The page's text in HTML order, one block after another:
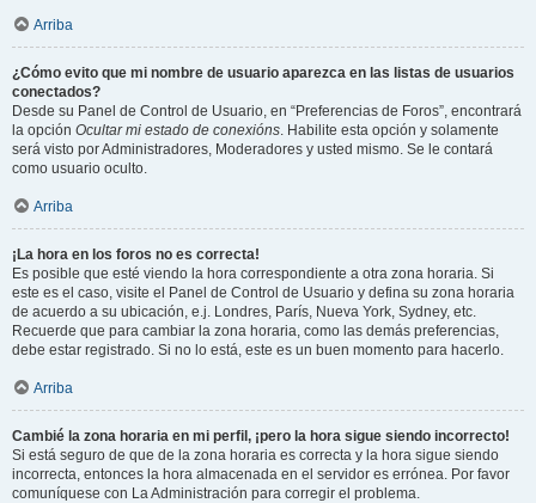
Arriba
¿Cómo evito que mi nombre de usuario aparezca en las listas de usuarios
conectados?
Desde su Panel de Control de Usuario, en “Preferencias de Foros”, encontrará
la opción Ocultar mi estado de conexións. Habilite esta opción y solamente
será visto por Administradores, Moderadores y usted mismo. Se le contará
como usuario oculto.
Arriba
¡La hora en los foros no es correcta!
Es posible que esté viendo la hora correspondiente a otra zona horaria. Si
este es el caso, visite el Panel de Control de Usuario y defina su zona horaria
de acuerdo a su ubicación, e.j. Londres, París, Nueva York, Sydney, etc.
Recuerde que para cambiar la zona horaria, como las demás preferencias,
debe estar registrado. Si no lo está, este es un buen momento para hacerlo.
Arriba
Cambié la zona horaria en mi perfil, ¡pero la hora sigue siendo incorrecto!
Si está seguro de que de la zona horaria es correcta y la hora sigue siendo
incorrecta, entonces la hora almacenada en el servidor es errónea. Por favor
comuníquese con La Administración para corregir el problema.